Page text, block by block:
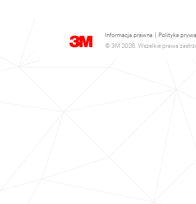
Informacja prawna Polityka
© 3M 2026. Wszelkie prawa